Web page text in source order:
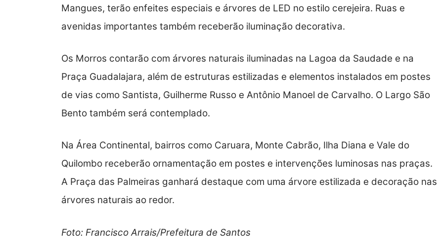
Mangues, terão enfeites especiais e árvores de LED no estilo cerejeira. Ruas e
avenidas importantes também receberão iluminação decorativa.
Os Morros contarão com árvores naturais iluminadas na Lagoa da Saudade e na
Praça Guadalajara, além de estruturas estilizadas e elementos instalados em postes
de vias como Santista, Guilherme Russo e Antônio Manoel de Carvalho. O Largo São
Bento também será contemplado.
Na Área Continental, bairros como Caruara, Monte Cabrão, Ilha Diana e Vale do
Quilombo receberão ornamentação em postes e intervenções luminosas nas praças.
A Praça das Palmeiras ganhará destaque com uma árvore estilizada e decoração nas
árvores naturais ao redor.
Foto: Francisco Arrais/Prefeitura de Santos